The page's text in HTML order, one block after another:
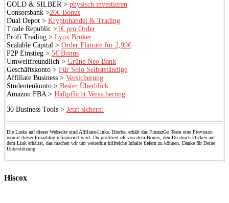
GOLD & SILBER > physisch investieren
Consorsbank >20€ Bonus
Dual Depot > Kryptohandel & Trading
Trade Republic >1€ pro Order
Profi Trading > Lynx Broker
Scalable Capital > Order Flatrate für 2,99€
P2P Einstieg > 5€ Bonus
Umweltfreundlich > Grüne Neo Bank
Geschäftskonto > Für Solo Selbstständige
Affiliate Business > Versicherung
Studentenkonto > Bester Überblick
Amazon FBA > Haftpflicht Versicherung
30 Business Tools > Jetzt sichern!
Die Links auf dieser Webseite sind Affiliate-Links. Hierbei erhält das FinanzGo Team eine Provision
womit dieser Finazblog refinanziert wird. Du profitiert oft von dem Bonus, den Du durch klicken auf
dem Link erhältst, das machen wir um weiterhin hilfreiche Inhalte liefern zu können. Danke für Deine
Unterstützung
Hiscox